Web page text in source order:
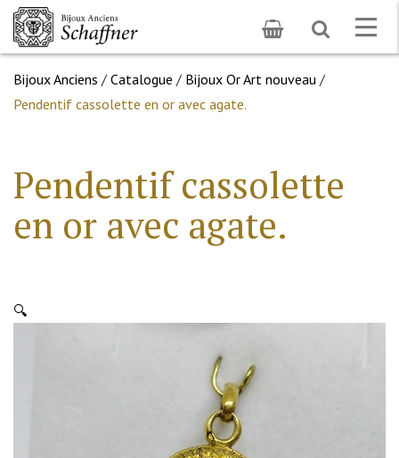
Toggle
search
Bijoux Anciens / Catalogue / Bijoux Or Art nouveau /
Pendentif cassolette en or avec agate.
Pendentif cassolette
en or avec agate.
🔍